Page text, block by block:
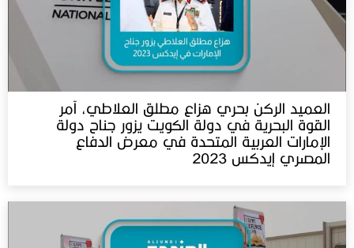
العميد الركن بحري هزاع مطلق العلاطي، آمر
القوة البحرية في دولة الكويت يزور جناح دولة
الإمارات العربية المتحدة في معرض الدفاع
المصري إيدكس 2023